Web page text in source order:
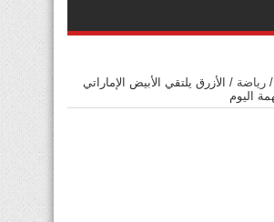
/ رياضة / الأزرق يلتقي الأبيض الإماراتي
اليوم